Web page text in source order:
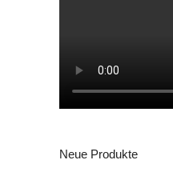
Neue Produkte